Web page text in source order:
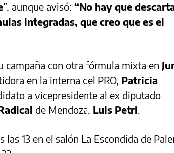
”, aunque avisó: “No hay que
integradas, que creo que es el
campaña con otra fórmula mixta en
en la interna del PRO, Patricia
a vicepresidente al ex diputado
de Mendoza, Luis Petri.
13 en el salón La Escondida de